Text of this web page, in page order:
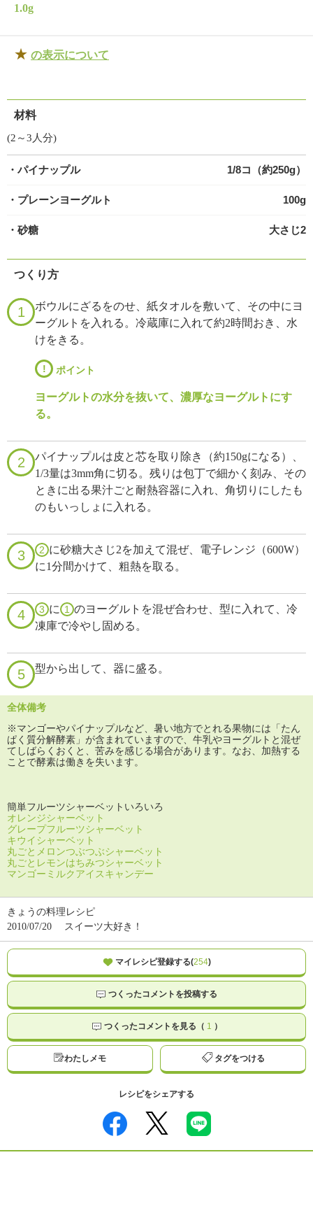
1.0g
★ の表示について
材料
(2～3人分)
・パイナップル 1/8コ（約250g）
・プレーンヨーグルト 100g
・砂糖 大さじ2
つくり方
1
ボウルにざるをのせ、紙タオルを敷いて、その中にヨ
ーグルトを入れる。冷蔵庫に入れて約2時間おき、水
けをきる。
! ポイント
ヨーグルトの水分を抜いて、濃厚なヨーグルトにす
る。
2
パイナップルは皮と芯を取り除き（約150gになる）、
1/3量は3mm角に切る。残りは包丁で細かく刻み、その
ときに出る果汁ごと耐熱容器に入れ、角切りにしたも
のもいっしょに入れる。
3 2 に砂糖大さじ2を加えて混ぜ、電子レンジ（600W）
に1分間かけて、粗熱を取る。
4 3 に 1 のヨーグルトを混ぜ合わせ、型に入れて、冷
凍庫で冷やし固める。
5 型から出して、器に盛る。
全体備考
※マンゴーやパイナップルなど、暑い地方でとれる果物には「たん
ぱく質分解酵素」が含まれていますので、牛乳やヨーグルトと混ぜ
てしばらくおくと、苦みを感じる場合があります。なお、加熱する
ことで酵素は働きを失います。
簡単フルーツシャーベットいろいろ
オレンジシャーベット
グレープフルーツシャーベット
キウイシャーベット
丸ごとメロンつぶつぶシャーベット
丸ごとレモンはちみつシャーベット
マンゴーミルクアイスキャンデー
きょうの料理レシピ
2010/07/20
スイーツ大好き！
マイレシピ登録する(254)
つくったコメントを投稿する
つくったコメントを見る（ 1 ）
わたしメモ タグをつける
レシピをシェアする